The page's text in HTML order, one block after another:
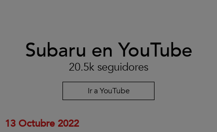
Subaru en YouTube
20.5k seguidores
Ir a YouTube
aceptar
13 Octubre 2022